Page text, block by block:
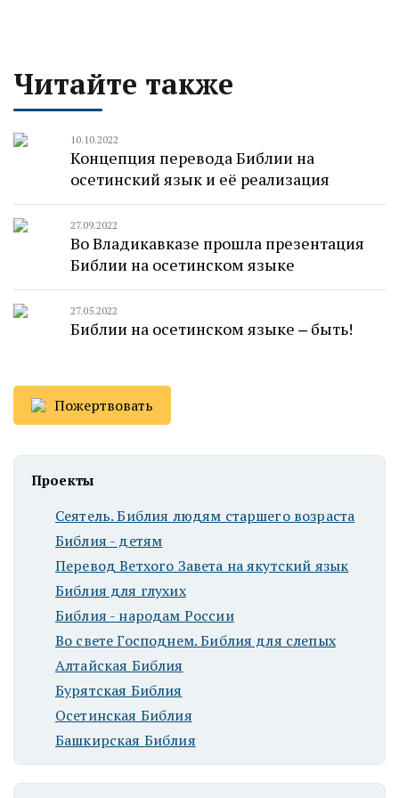
Читайте также
10.10.2022
Концепция перевода Библии на
осетинский язык и её реализация
27.09.2022
Во Владикавказе прошла презентация
Библии на осетинском языке
27.05.2022
Библии на осетинском языке ‒ быть!
Пожертвовать
Проекты
Сеятель. Библия людям старшего возраста
Библия - детям
Перевод Ветхого Завета на якутский язык
Библия для глухих
Библия - народам России
Во свете Господнем. Библия для слепых
Алтайская Библия
Бурятская Библия
Осетинская Библия
Башкирская Библия